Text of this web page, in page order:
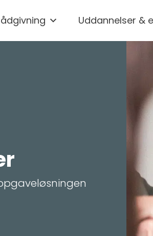
Uddannelser &